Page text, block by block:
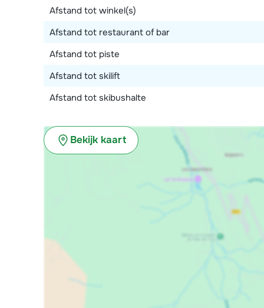
Afstand tot winkel(s)
Afstand tot restaurant of bar
Afstand tot piste
Afstand tot skilift
Afstand tot skibushalte
Bekijk kaart